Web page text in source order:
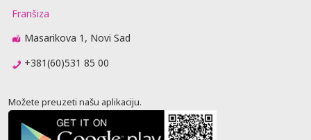
Franšiza
Masarikova 1, Novi Sad
+381(60)531 85 00
Možete preuzeti našu aplikaciju.